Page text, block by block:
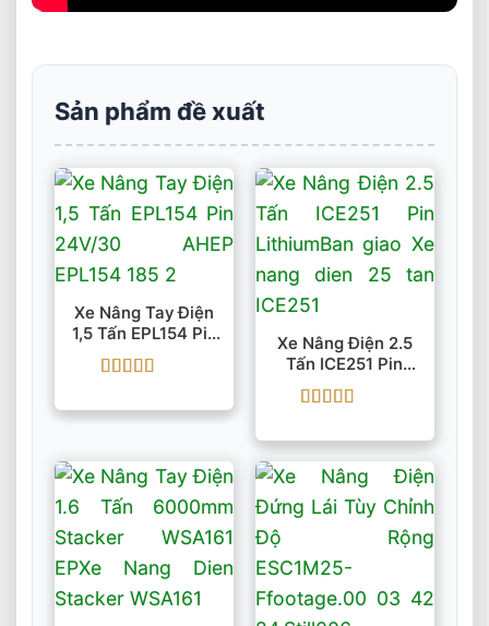
Sản phẩm đề xuất
Xe Nâng Tay Điện
1,5 Tấn EPL154 Pin
24V/30 AH
hạng55 sao
Xe Nâng Điện 2.5
Tấn ICE251 Pin
Lithium
hạng55 sao